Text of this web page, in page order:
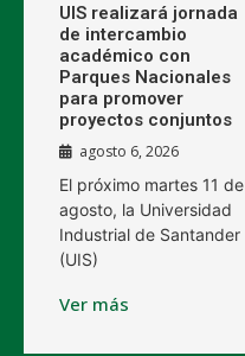
UIS realizará jornada
de intercambio
académico con
Parques Nacionales
para promover
proyectos conjuntos
agosto 6, 2026
El próximo martes 11 de
agosto, la Universidad
Industrial de Santander
(UIS)
Ver más